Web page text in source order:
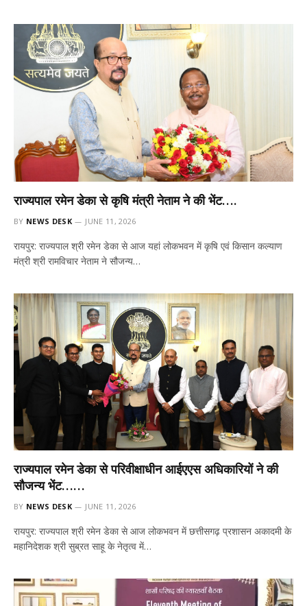
राज्यपाल रमेन डेका से कृषि मंत्री नेताम ने की भेंट….
BY NEWS DESK JUNE 11, 2026
रायपुर: राज्यपाल श्री रमेन डेका से आज यहां लोकभवन में कृषि एवं किसान कल्याण
मंत्री श्री रामविचार नेताम ने सौजन्य…
राज्यपाल रमेन डेका से परिवीक्षाधीन आईएएस अधिकारियों ने की
सौजन्य भेंट……
BY NEWS DESK JUNE 11, 2026
रायपुर: राज्यपाल श्री रमेन डेका से आज लोकभवन में छत्तीसगढ़ प्रशासन अकादमी के
महानिदेशक श्री सुब्रत साहू के नेतृत्व में…